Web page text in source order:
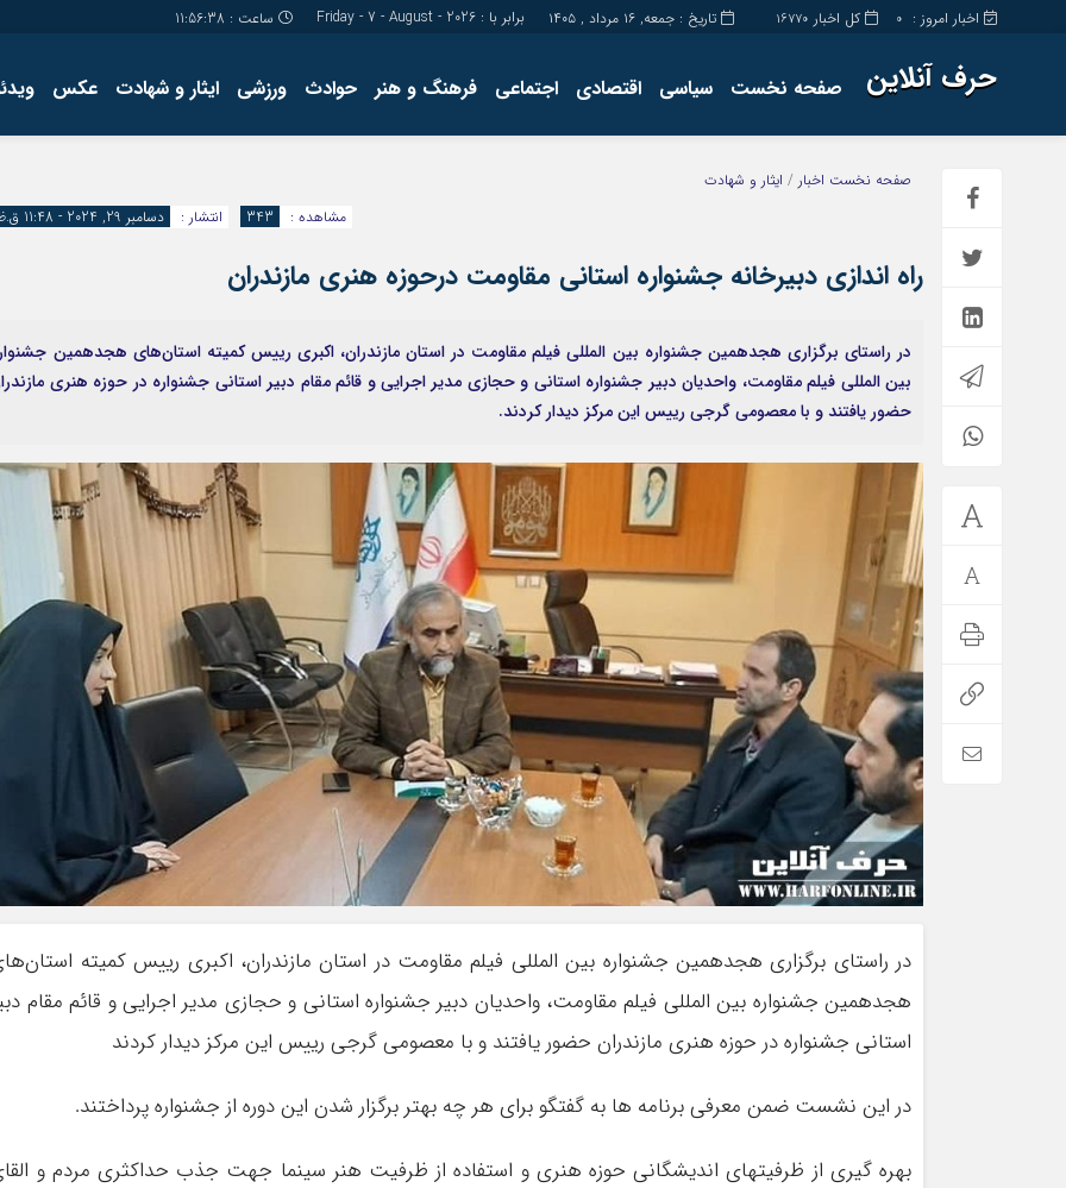
کل اخبار 16770 اخبار امروز : 0 تاریخ : جمعه, ۱۶ مرداد , ۱۴۰۵ برابر با : Friday - 7 - August - 2026 ساعت : 11:56:39
حرف آنلاین صفحه نخست سیاسی اقتصادی اجتماعی فرهنگ و هنر حوادث ورزشی ایثار و شهادت عکس
کارگاه
تولید صفحه نخست اخبار / ایثار و شهادت
انتشار :
دسامبر 29, 2024 - 11:48 ق.ظ مشاهده : 343
راه اندازی دبیرخانه جشنواره استانی مقاومت درحوزه هنری مازندران
در راستای برگزاری هجدهمین جشنواره بین المللی فیلم مقاومت در استان مازندران، اکبری رییس کمیته استان‌های هجدهمین
بین المللی فیلم مقاومت، واحدیان دبیر جشنواره استانی و حجازی مدیر اجرایی و قائم مقام دبیر استانی جشنواره در حوزه هنری
حضور یافتند و با معصومی گرجی رییس این مرکز دیدار کردند.
در راستای برگزاری هجدهمین جشنواره بین المللی فیلم مقاومت در استان مازندران، اکبری رییس کمیته
هجدهمین جشنواره بین المللی فیلم مقاومت، واحدیان دبیر جشنواره استانی و حجازی مدیر اجرایی و قائم مقام
استانی جشنواره در حوزه هنری مازندران حضور یافتند و با معصومی گرجی رییس این مرکز دیدار کردند
در این نشست ضمن معرفی برنامه ها به گفتگو برای هر چه بهتر برگزار شدن این دوره از جشنواره پرداختند.
بهره گیری از ظرفیتهای اندیشگانی حوزه هنری و استفاده از ظرفیت هنر سینما جهت جذب حداکثری مردم و